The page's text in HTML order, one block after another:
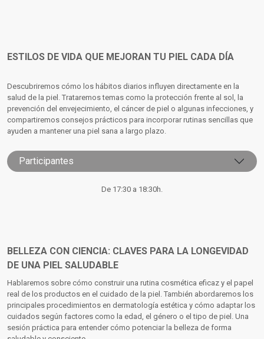
ESTILOS DE VIDA QUE MEJORAN TU PIEL CADA DÍA
Descubriremos cómo los hábitos diarios influyen directamente en la
salud de la piel. Trataremos temas como la protección frente al sol, la
prevención del envejecimiento, el cáncer de piel o algunas infecciones, y
compartiremos consejos prácticos para incorporar rutinas sencillas que
ayuden a mantener una piel sana a largo plazo.
Participantes
De 17:30 a 18:30h.
BELLEZA CON CIENCIA: CLAVES PARA LA LONGEVIDAD
DE UNA PIEL SALUDABLE
Hablaremos sobre cómo construir una rutina cosmética eficaz y el papel
real de los productos en el cuidado de la piel. También abordaremos los
principales procedimientos en dermatología estética y cómo adaptar los
cuidados según factores como la edad, el género o el tipo de piel. Una
sesión práctica para entender cómo potenciar la belleza de forma